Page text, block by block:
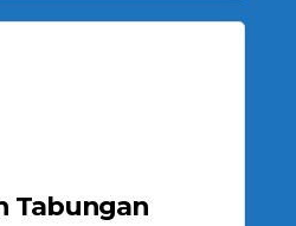
Tabungan